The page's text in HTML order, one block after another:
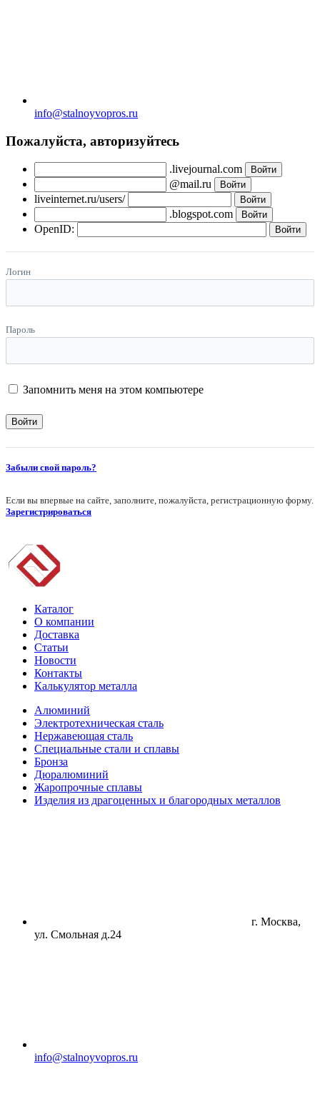
info@stalnoyvopros.ru
Пожалуйста, авторизуйтесь
.livejournal.com
@mail.ru
liveinternet.ru/users/
.blogspot.com
OpenID:
Логин
Пароль
Запомнить меня на этом компьютере
Забыли свой пароль?
Если вы впервые на сайте, заполните, пожалуйста, регистрационную форму.
Зарегистрироваться
Каталог
О компании
Доставка
Статьи
Новости
Контакты
Калькулятор металла
Алюминий
Электротехническая сталь
Нержавеющая сталь
Специальные стали и сплавы
Бронза
Дюралюминий
Жаропрочные сплавы
Изделия из драгоценных и благородных металлов
г. Москва,
ул. Смольная д.24
info@stalnoyvopros.ru